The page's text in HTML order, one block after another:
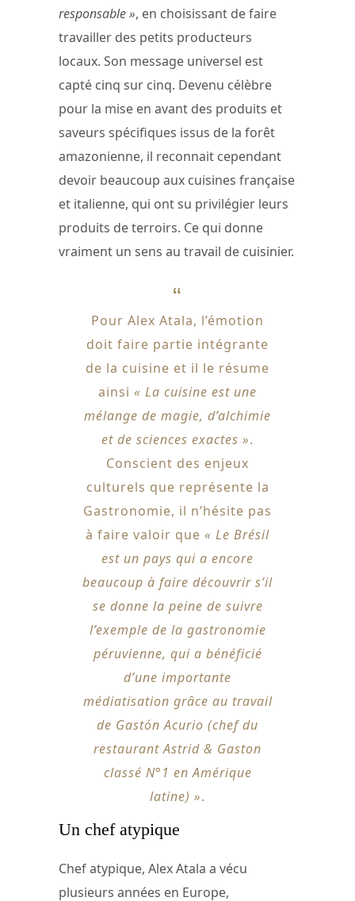
responsable », en choisissant de faire
travailler des petits producteurs
locaux. Son message universel est
capté cinq sur cinq. Devenu célèbre
pour la mise en avant des produits et
saveurs spécifiques issus de la forêt
amazonienne, il reconnait cependant
devoir beaucoup aux cuisines française
et italienne, qui ont su privilégier leurs
produits de terroirs. Ce qui donne
vraiment un sens au travail de cuisinier.
Pour Alex Atala, l’émotion
doit faire partie intégrante
de la cuisine et il le résume
ainsi « La cuisine est une
mélange de magie, d’alchimie
et de sciences exactes ».
Conscient des enjeux
culturels que représente la
Gastronomie, il n’hésite pas
à faire valoir que « Le Brésil
est un pays qui a encore
beaucoup à faire découvrir s’il
se donne la peine de suivre
l’exemple de la gastronomie
péruvienne, qui a bénéficié
d’une importante
médiatisation grâce au travail
de Gastón Acurio (chef du
restaurant Astrid & Gaston
classé N°1 en Amérique
latine) ».
Un chef atypique
Chef atypique, Alex Atala a vécu
plusieurs années en Europe,